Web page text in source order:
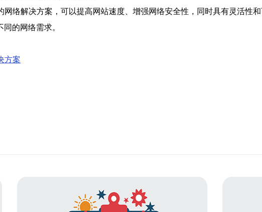
络解决方案，可以提高网站速度、增强网络安全性，同时具有灵活性
的网络需求。
方案